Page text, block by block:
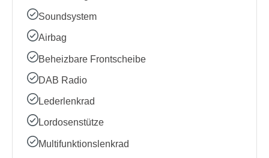
Soundsystem
Airbag
Beheizbare Frontscheibe
DAB Radio
Lederlenkrad
Lordosenstütze
Multifunktionslenkrad